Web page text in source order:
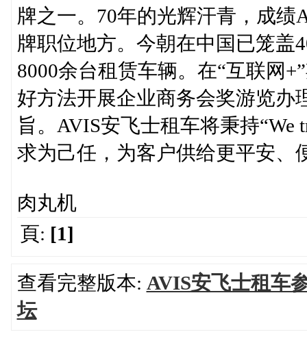
牌之一。70年的光辉汗青，成
牌职位地方。今朝在中国已笼盖
8000余台租赁车辆。在“互联网
好方法开展企业商务会奖游览办
旨。AVIS安飞士租车将秉持
求为己任，为客户供给更平安、
肉丸机
頁: [1]
查看完整版本: AVIS安飞士租车
坛